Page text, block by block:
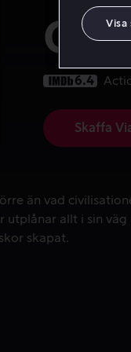
6.4
Skaffa
än vad
än vad
allt i sin väg
skapat.
Visa